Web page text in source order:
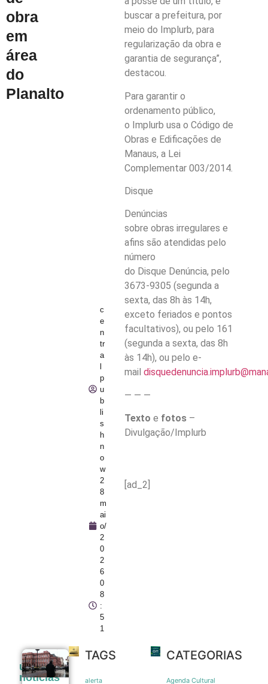
obra
em
área
do
Planalto
c
e
n
tr
a
p
u
b
li
s
h
n
o
w
2
8
m
ai
o/
2
0
2
6
0
8
:
5
1
buscar a prefeitura, por
meio do Implurb, para
regularização da obra e
garantia de segurança”,
destacou.
Para garantir o
ordenamento público,
o Implurb usa o Código de
Obras e Edificações de
Manaus, a Lei
Complementar 003/2014.
Disque
Denúncias
sobre obras irregulares e
afins são atendidas pelo
número
do Disque Denúncia, pelo
3673-9305 (segunda a
sexta, das 8h às 14h,
exceto feriados e pontos
facultativos), ou pelo 161
(segunda a sexta, das 8h
às 14h), ou pelo e-
mail
— — —
Textoe fotos –
Divulgação/Implurb
[ad_2]
últimas
noticias
Pressão
memória
TAGS
alerta
CATEGORIAS
Agenda Cultural